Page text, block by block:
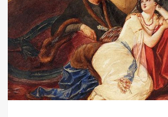
Леся
Українка:
правда
про
лінгвістичний
геній
української